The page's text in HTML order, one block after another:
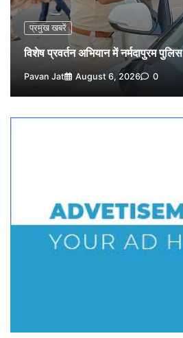
4
पर्सनल लोन, क्रेडिट
साइबर ठगी, फर्जी सिम बेचने
Pavan Jat August
विशेष प्रवर्तन अभियान में
Pavan Jat August
प्रमुख खबरें
विशेष प्रवर्तन अभियान में नर्मदापुरम
Pavan Jat August 6, 2026 0